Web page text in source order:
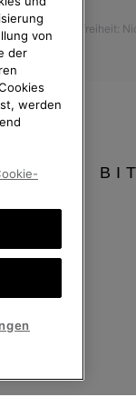
Barrierefreiheit:
von
der
werden